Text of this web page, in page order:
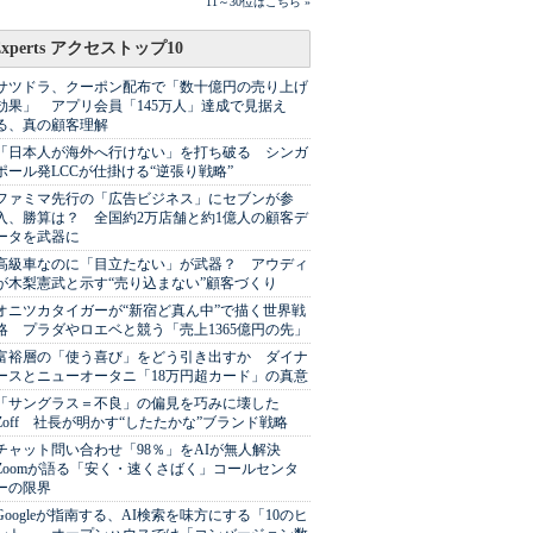
アクセストップ10
ツドラ、クーポン配布で「数十億円の売り上げ
果」 アプリ会員「145万人」達成で見据え
、真の顧客理解
日本人が海外へ行けない」を打ち破る シンガ
ール発LCCが仕掛ける“逆張り戦略”
ァミマ先行の「広告ビジネス」にセブンが参
、勝算は？ 全国約2万店舗と約1億人の顧客デ
タを武器に
級車なのに「目立たない」が武器？ アウディ
木梨憲武と示す“売り込まない”顧客づくり
ニツカタイガーが“新宿ど真ん中”で描く世界戦
プラダやロエベと競う「売上1365億円の先」
裕層の「使う喜び」をどう引き出すか ダイナ
スとニューオータニ「18万円超カード」の真意
サングラス＝不良」の偏見を巧みに壊した
社長が明かす“したたかな”ブランド戦略
ャット問い合わせ「98％」をAIが無人解決
が語る「安く・速くさばく」コールセンタ
の限界
が指南する、AI検索を味方にする「10のヒ